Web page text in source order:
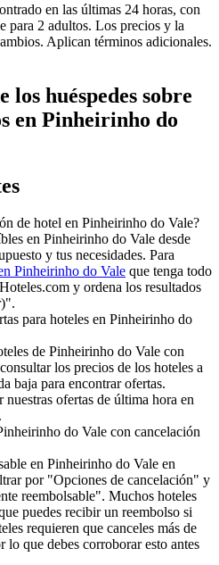
en las últimas 24 horas, con
para 2 adultos. Los precios y la
Aplican términos adicionales.
los huéspedes sobre
en Pinheirinho do
de hotel en Pinheirinho do Vale?
en Pinheirinho do Vale desde
y tus necesidades. Para
Pinheirinho do Vale que tenga todo
y ordena los resultados
para hoteles en Pinheirinho do
de Pinheirinho do Vale con
los precios de los hoteles a
baja para encontrar ofertas.
ofertas de última hora en
do Vale con cancelación
en Pinheirinho do Vale en
por "Opciones de cancelación" y
reembolsable". Muchos hoteles
puedes recibir un reembolso si
requieren que canceles más de
lo que debes corroborar esto antes